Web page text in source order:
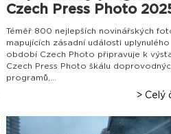
Czech Press Photo
Téměř 800 nejlepších novinářských
mapujících zásadní události uplynulého
období Czech Photo připravuje k
Czech Press Photo škálu
programů,...
> Celý